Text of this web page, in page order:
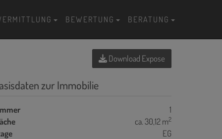
BEWERTUNG BERATUNG
Download Expose
zur Immobilie
1
ca. 30,12 m2
EG